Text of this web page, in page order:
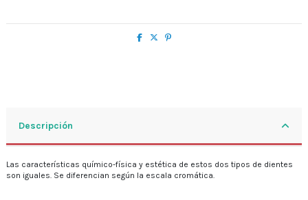
Descripción
Las características químico-física y estética de estos dos tipos de dientes
son iguales. Se diferencian según la escala cromática.